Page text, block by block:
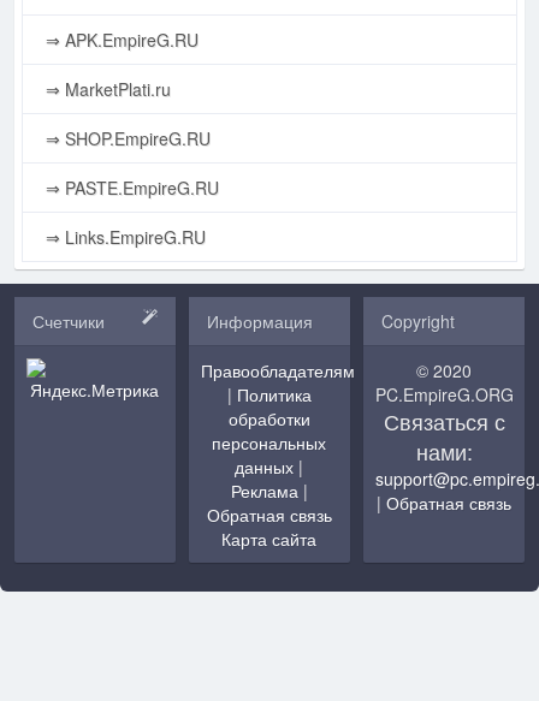
⇒ APK.EmpireG.RU
⇒ MarketPlati.ru
⇒ SHOP.EmpireG.RU
⇒ PASTE.EmpireG.RU
⇒ Links.EmpireG.RU
Счетчики Информация
Правообладателям
| Политика
обработки
персональных
данных |
Реклама|
Обратная связь
Карта сайта
Copyright
© 2020
PC.EmpireG.ORG
Связаться с
нами:
|Обратная связь